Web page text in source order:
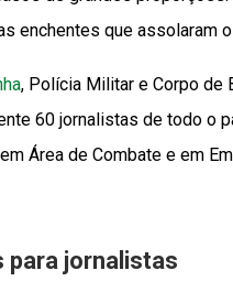
enchentes que assolaram
, Polícia Militar e Corpo de
60 jornalistas de todo o
Área de Combate e em
para jornalistas